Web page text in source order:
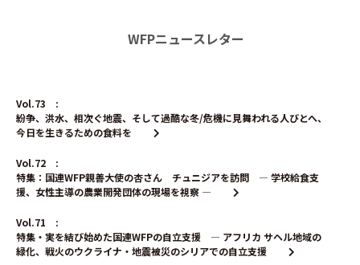
WFPニュースレター
Vol.73 :
紛争、洪水、相次ぐ地震、そして過酷な冬/危機に見舞われる人びとへ、
今日を生きるための食料を
Vol.72 :
特集：国連WFP親善大使の杏さん チュニジアを訪問 ― 学校給食支
援、女性主導の農業開発団体の現場を視察 ―
Vol.71 :
特集・実を結び始めた国連WFPの自立支援 ― アフリカ サヘル地域の
緑化、戦火のウクライナ・地震被災のシリアでの自立支援